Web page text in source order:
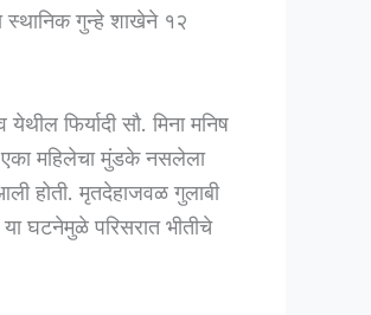
स्थानिक गुन्हे शाखेने १२
फिर्यादी सौ. मिना मनिष
एका महिलेचा मुंडके नसलेला
होती. मृतदेहाजवळ गुलाबी
घटनेमुळे परिसरात भीतीचे